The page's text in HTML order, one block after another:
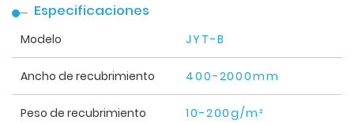
Especificaciones
Modelo JYT-B
Ancho de recubrimiento 400-2000mm
Peso de recubrimiento 10-200g/m²